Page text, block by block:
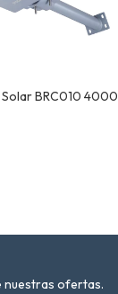
BRC010 4000
nuestras ofertas.